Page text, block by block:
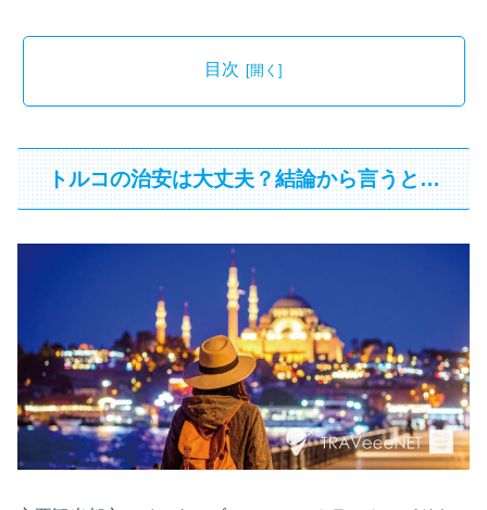
目次
トルコの治安は大丈夫？結論から言うと…